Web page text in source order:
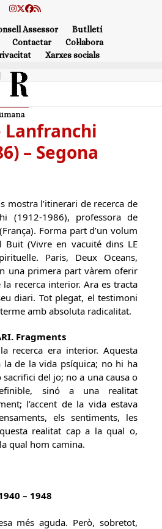
Instagram
Twitter
Facebook
RSS
Assessor
Butlletí
Contactar
Col·labora
Xarxes socials
Lanfranchi
– Segona
mostra l’itinerari de recerca de
(1912-1986), professora de
Forma part d’un volum
Buit (Vivre en vacuité dins LE
Paris, Deux Oceans,
una primera part vàrem oferir
la recerca interior. Ara es tracta
diari. Tot plegat, el testimoni
amb absoluta radicalitat.
Fragments
recerca era interior. Aquesta
la de la vida psíquica; no hi ha
del jo; no a una causa o
sinó a una realitat
l’accent de la vida estava
els sentiments, les
realitat cap a la qual o,
qual hom camina.
– 1948
més aguda. Però, sobretot,